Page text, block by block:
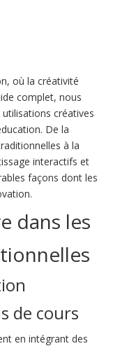
où la créativité
complet, nous
créatives
De la
à la
interactifs et
façons dont les
dans les
de cours
en intégrant des